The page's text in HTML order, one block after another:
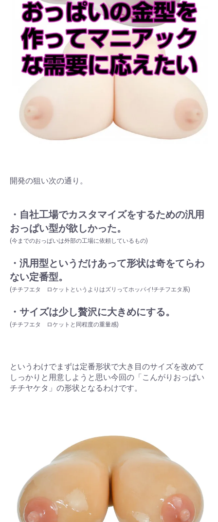
開発の狙い次の通り。
・自社工場でカスタマイズをするための汎用
おっぱい型が欲しかった。
(今までのおっぱいは外部の工場に依頼しているもの)
・汎用型というだけあって形状は奇をてらわ
ない定番型。
(チチフエタ ロケットというよりはズリってホッパイ!チチフエタ系)
・サイズは少し贅沢に大きめにする。
(チチフエタ ロケットと同程度の重量感)
というわけでまずは定番形状で大き目のサイズを改めて
しっかりと用意しようと思い今回の「こんがりおっぱい
チチヤケタ」の形状となるわけです。